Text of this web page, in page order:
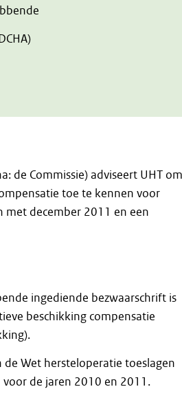
de Commissie) adviseert UHT om
toe te kennen voor
december 2011 en een
ingediende bezwaarschrift is
beschikking compensatie
Wet hersteloperatie toeslagen
de jaren 2010 en 2011.